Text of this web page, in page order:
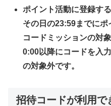
ポイント活動に登録す
その日の23:59までに
コードミッションの対
0:00以降にコードを入
の対象外です。
招待コードが利用で